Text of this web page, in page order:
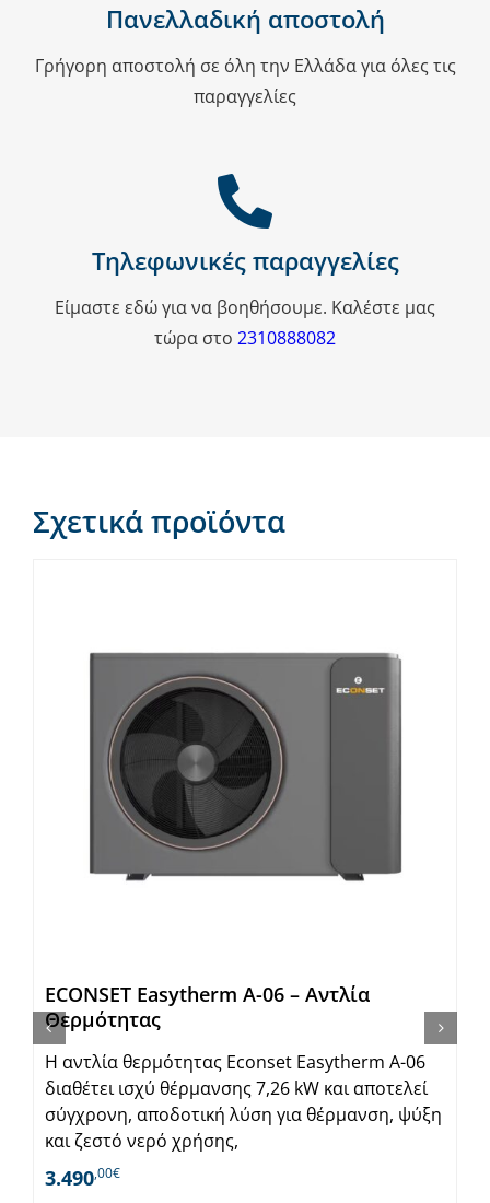
Πανελλαδική αποστολή
Γρήγορη αποστολή σε όλη την Ελλάδα για όλες τις
παραγγελίες
Τηλεφωνικές παραγγελίες
Είμαστε εδώ για να βοηθήσουμε. Καλέστε μας
τώρα στο 2310888082
Σχετικά προϊόντα
ECONSET Easytherm A-06 – Αντλία
Θερμότητας
Η αντλία θερμότητας Econset Easytherm A-06
διαθέτει ισχύ θέρμανσης 7,26 kW και αποτελεί
σύγχρονη, αποδοτική λύση για θέρμανση, ψύξη
και ζεστό νερό χρήσης,
3.490,00€